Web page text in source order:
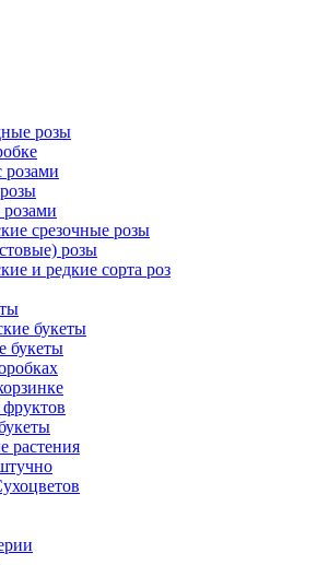
розы
розами
срезочные розы
розы
и редкие сорта роз
букеты
букеты
растения